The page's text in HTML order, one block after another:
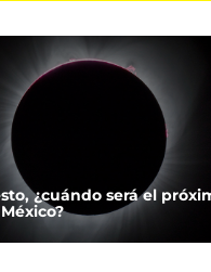
¿cuándo será el